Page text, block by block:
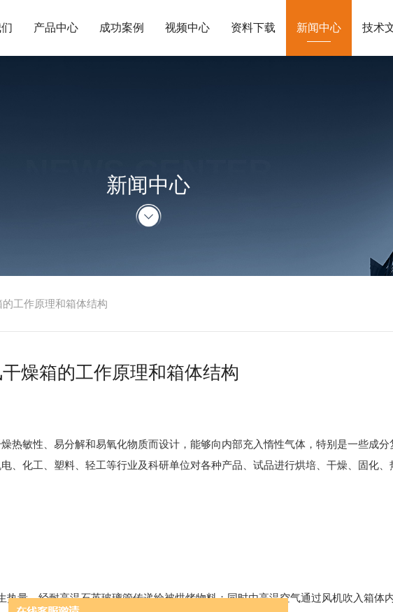
产品中心 成功案例 视频中心 资料下载 新闻中心 技术
NEWS CENTER
新闻中心
工作原理和箱体结构
燥箱的工作原理和箱体结构
热敏性、易分解和易氧化物质而设计，能够向内部充入惰性气体，特别是一些成分
、化工、塑料、轻工等行业及科研单位对各种产品、试品进行烘培、干燥、固化、
量，经耐高温石英玻璃管传递给被烘烤物料；同时由高温空气通过风机吹入箱体